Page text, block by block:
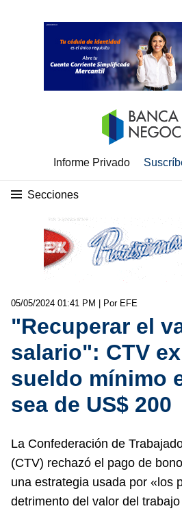
Informe Privado
Secciones
05/05/2024 01:41 PM | Por EFE
"Recuperar el
salario": CTV
sueldo mínimo
sea de US$ 200
La Confederación de
(CTV) rechazó el pago de
una estrategia usada por «los
detrimento del valor del